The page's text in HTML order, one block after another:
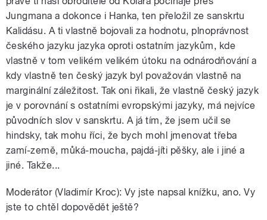
Jungmana a dokonce i Hanka, ten přeložil ze sanskrtu
Kalidásu. A ti vlastně bojovali za hodnotu, plnoprávnost
českého jazyku jazyka oproti ostatním jazykům, kde
vlastně v tom velikém velikém útoku na odnárodňování a
kdy vlastně ten český jazyk byl považován vlastně na
marginální záležitost. Tak oni řikali, že vlastně český jazyk
je v porovnání s ostatními evropskými jazyky, má nejvíce
původních slov v sanskrtu. A já tím, že jsem učil se
hindsky, tak mohu říci, že bych mohl jmenovat třeba
zamí-země, můká-moucha, pajdá-jíti pěšky, ale i jiné a
jiné. Takže...
Moderátor (Vladimír Kroc): Vy jste napsal knížku, ano. Vy
jste to chtěl dopovědět ještě?